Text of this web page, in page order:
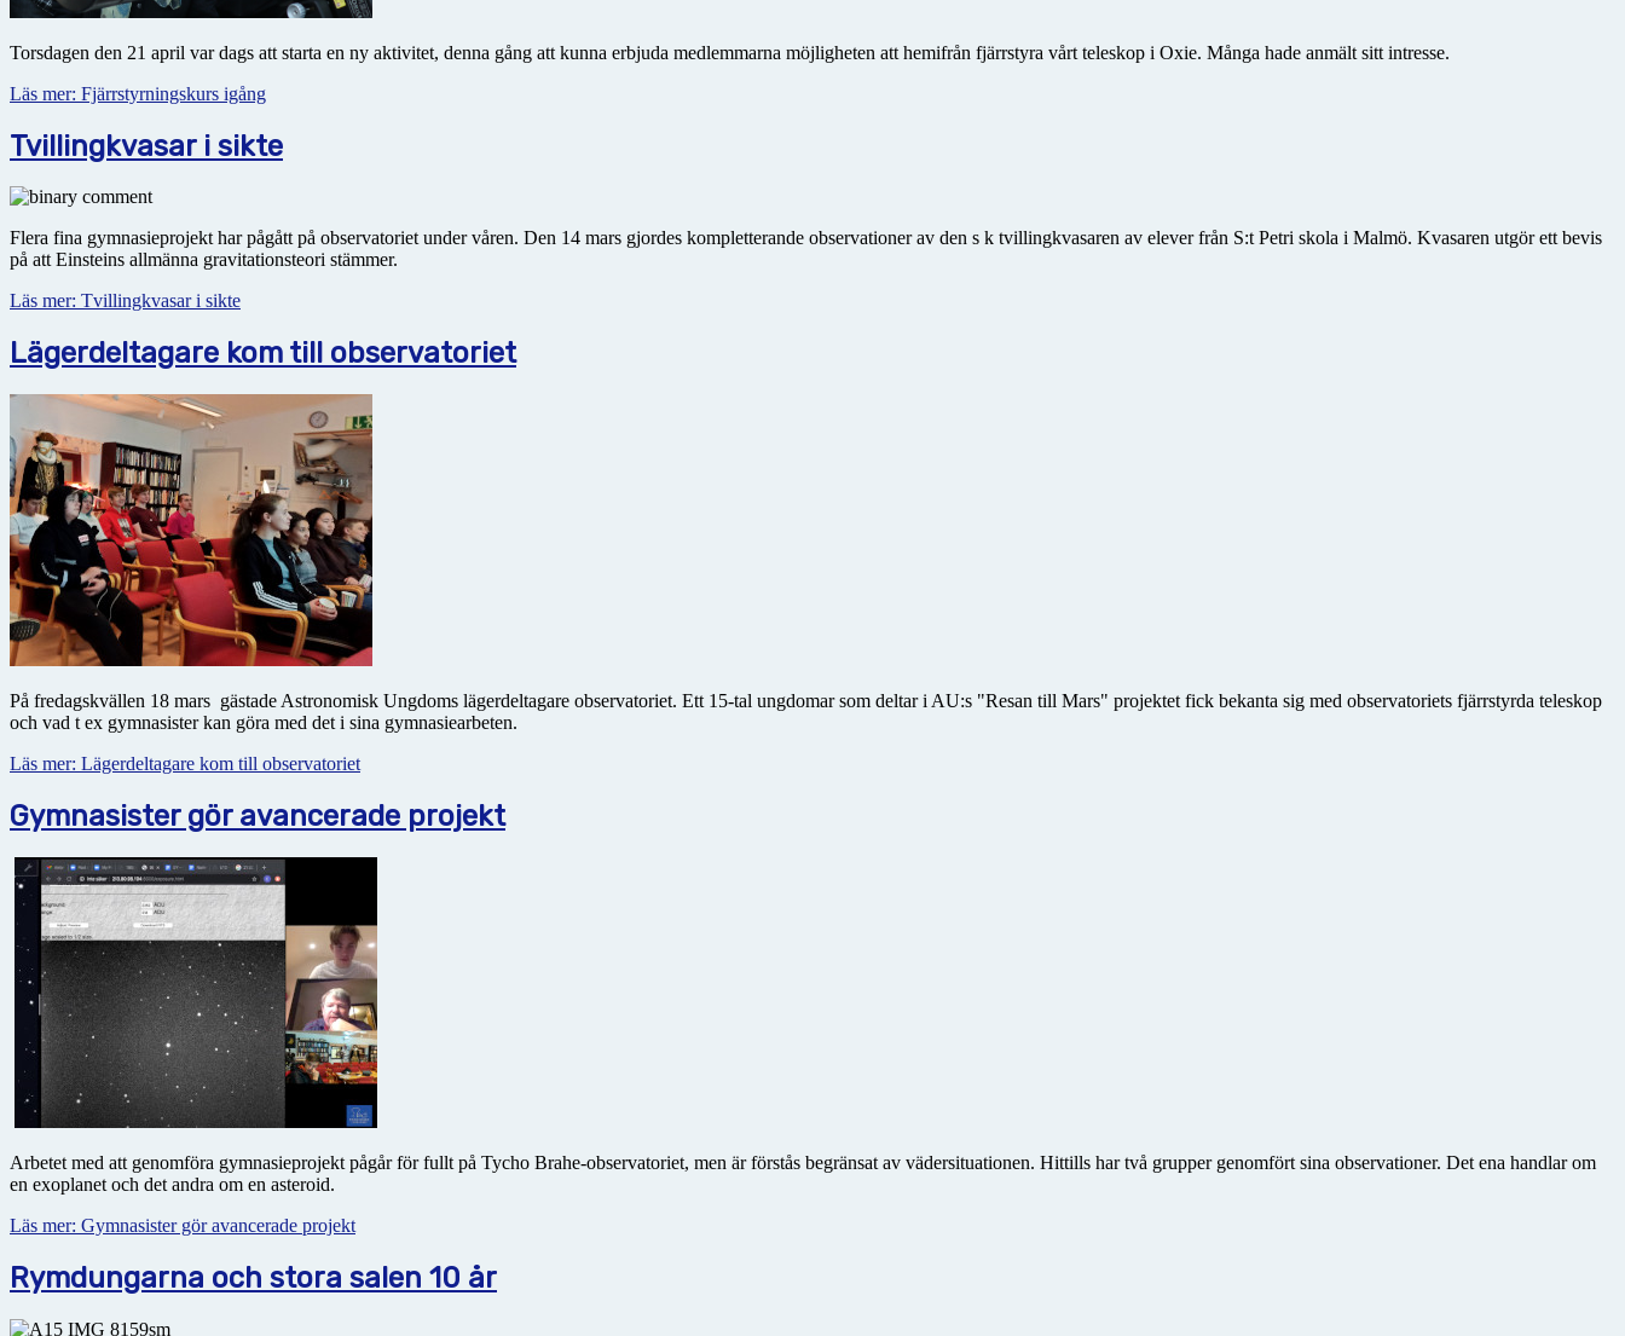
Torsdagen den 21 april var dags att starta en ny aktivitet, denna gång att kunna erbjuda medlemmarna möjligheten att hemifrån fjärrstyra vårt teleskop i Oxie. Många hade anmält sitt intresse.
Läs mer: Fjärrstyrningskurs igång
Tvillingkvasar i sikte
Flera fina gymnasieprojekt har pågått på observatoriet under våren. Den 14 mars gjordes kompletterande observationer av den s k tvillingkvasaren av elever från S:t Petri skola i Malmö. Kvasaren utgör ett bevis
på att Einsteins allmänna gravitationsteori stämmer.
Läs mer: Tvillingkvasar i sikte
Lägerdeltagare kom till observatoriet
På fredagskvällen 18 mars gästade Astronomisk Ungdoms lägerdeltagare observatoriet. Ett 15-tal ungdomar som deltar i AU:s "Resan till Mars" projektet fick bekanta sig med observatoriets fjärrstyrda teleskop
och vad t ex gymnasister kan göra med det i sina gymnasiearbeten.
Läs mer: Lägerdeltagare kom till observatoriet
Gymnasister gör avancerade projekt
Arbetet med att genomföra gymnasieprojekt pågår för fullt på Tycho Brahe-observatoriet, men är förstås begränsat av vädersituationen. Hittills har två grupper genomfört sina observationer. Det ena handlar om
en exoplanet och det andra om en asteroid.
Läs mer: Gymnasister gör avancerade projekt
Rymdungarna och stora salen 10 år